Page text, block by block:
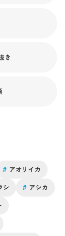
き
# アオリイカ
シ # アシカ